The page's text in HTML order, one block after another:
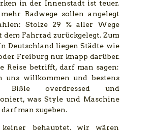
in der Innenstadt ist teuer.
Radwege sollen angelegt
Stolze 29 % aller Wege
dem Fahrrad zurückgelegt. Zum
Deutschland liegen Städte wie
Freiburg nur knapp darüber.
Reise betrifft, darf man sagen:
uns willkommen und bestens
Bißle overdressed und
was Style und Maschine
man zugeben.
behauptet, wir wären